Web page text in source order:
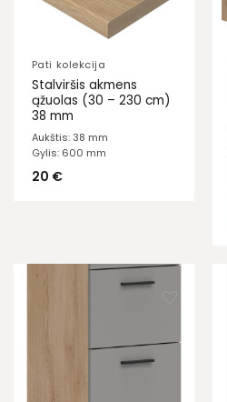
Pati kolekcija
Stalviršis akmens
ąžuolas (30 – 230 cm)
38 mm
Aukštis: 38 mm
Gylis: 600 mm
20 €